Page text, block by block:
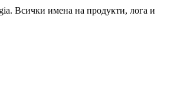
Всички имена на продукти, лога и